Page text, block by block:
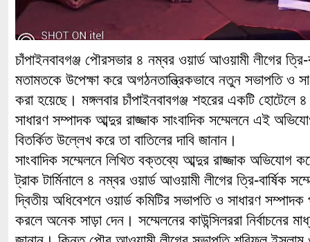
চাঁপাইনবাবগঞ্জ পৌরসভার ৪ নম্বর ওয়ার্ড আওয়ামী লীগের ত্রি-
মতামতকে উপেক্ষা করে অগঠনতান্ত্রিকভাবে নতুন সভাপতি ও
করা হয়েছে। মঙ্গলবার চাঁপাইনবাবগঞ্জ শহরের একটি হোটেলে
সাধারণ সম্পাদক আব্দুর রাজ্জাক সাংবাদিক সম্মেলনে এই
বিতর্কিত উল্লেখ করে তা বাতিলের দাবি জানান।
সাংবাদিক সম্মেলনে লিখিত বক্তব্যে আব্দুর রাজ্জাক অভিযোগ
ট্রাক টার্মিনালে ৪ নম্বর ওয়ার্ড আওয়ামী লীগের ত্রি-বার্ষিক
দ্বিতীয় অধিবেশনে ওয়ার্ড কমিটির সভাপতি ও সাধারণ
করলে অনেক সাড়া দেন। সম্মেলনের কাউন্সিলররা নির্বাচনের